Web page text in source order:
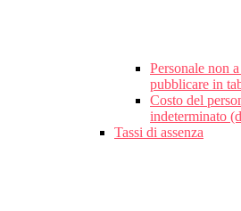
Personale non
pubblicare in
Costo del
indeterminato
Tassi di assenza